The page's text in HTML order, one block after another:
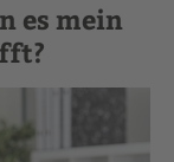
es mein